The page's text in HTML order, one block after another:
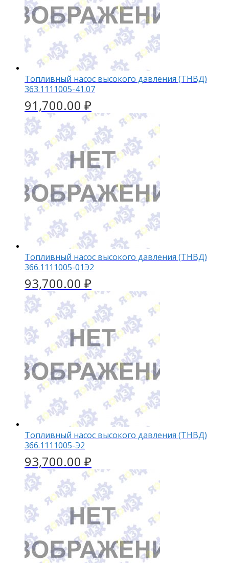
Топливный насос высокого давления (ТНВД)
363.1111005-41.07
91,700.00 ₽
Топливный насос высокого давления (ТНВД)
366.1111005-01Э2
93,700.00 ₽
Топливный насос высокого давления (ТНВД)
366.1111005-Э2
93,700.00 ₽